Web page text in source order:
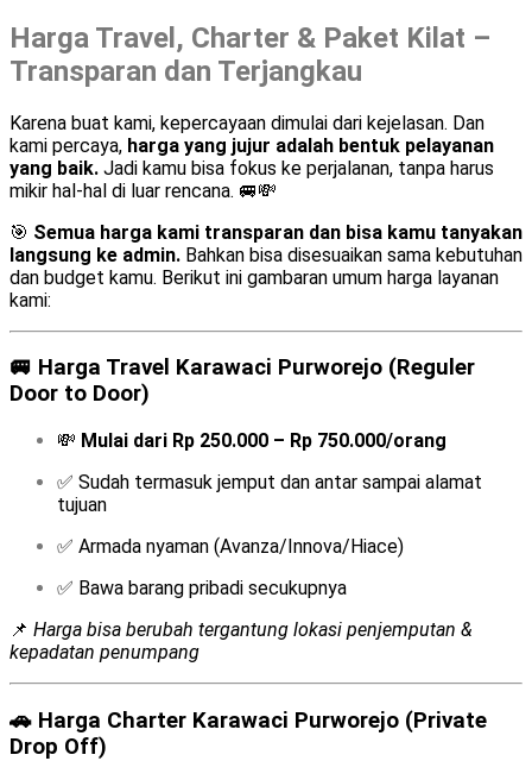
Harga Travel, Charter & Paket Kilat –
Transparan dan Terjangkau
Karena buat kami, kepercayaan dimulai dari kejelasan. Dan
kami percaya, harga yang jujur adalah bentuk pelayanan
yang baik. Jadi kamu bisa fokus ke perjalanan, tanpa harus
mikir hal-hal di luar rencana. 🚐💸
🎯 Semua harga kami transparan dan bisa kamu tanyakan
langsung ke admin. Bahkan bisa disesuaikan sama kebutuhan
dan budget kamu. Berikut ini gambaran umum harga layanan
kami:
🚐 Harga Travel Karawaci Purworejo (Reguler
Door to Door)
💸 Mulai dari Rp 250.000 – Rp 750.000/orang
✅ Sudah termasuk jemput dan antar sampai alamat
tujuan
✅ Armada nyaman (Avanza/Innova/Hiace)
✅ Bawa barang pribadi secukupnya
📌 Harga bisa berubah tergantung lokasi penjemputan &
kepadatan penumpang
🚗 Harga Charter Karawaci Purworejo (Private
Drop Off)